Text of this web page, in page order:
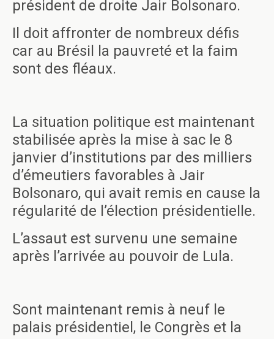
président de droite Jair Bolsonaro.
Il doit affronter de nombreux défis
car au Brésil la pauvreté et la faim
sont des fléaux.
La situation politique est maintenant
stabilisée après la mise à sac le 8
janvier d’institutions par des milliers
d’émeutiers favorables à Jair
Bolsonaro, qui avait remis en cause la
régularité de l’élection présidentielle.
L’assaut est survenu une semaine
après l’arrivée au pouvoir de Lula.
Sont maintenant remis à neuf le
palais présidentiel, le Congrès et la